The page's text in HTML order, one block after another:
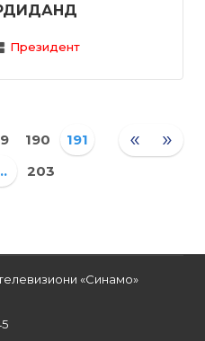
Президент
« »
190
191
203
«Синамо»